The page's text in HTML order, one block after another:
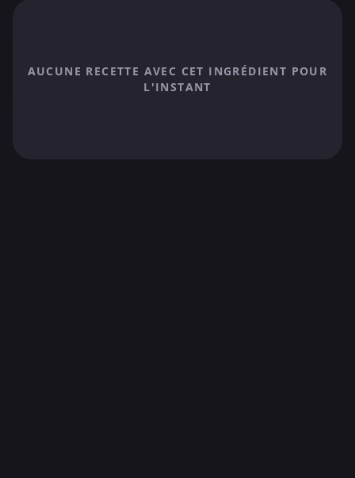
AUCUNE RECETTE AVEC CET INGRÉDIENT POUR
L'INSTANT